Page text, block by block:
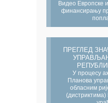
Видео Европске
финансирању
ПРЕГЛЕД
У процесу
Планова
обласним
(дистриктима)